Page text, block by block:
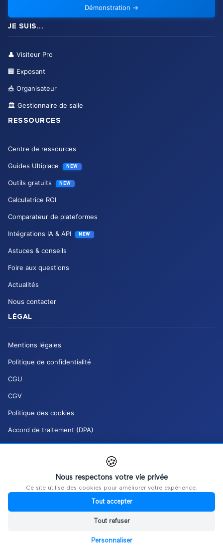
Démonstration →
JE SUIS...
👤 Visiteur Pro
🏢 Exposant
🎪 Organisateur
🏛️ Gestionnaire de salle
RESSOURCES
Centre de ressources
Guides Ultiplace NEW
Outils gratuits NEW
Calculatrice ROI
Comparateur de plateformes
Intégrations IA & API NEW
Astuces & conseils
Foire aux questions
Actualités
Nous contacter
LÉGAL
Mentions légales
Politique de confidentialité
CGU
CGV
Politique des cookies
Accord de traitement (DPA)
Charte de modération (DSA)
Gérer mes cookies
🍪
Nous respectons votre vie privée
Ce site utilise des cookies pour améliorer votre expérience.
Tout accepter
Tout refuser
Personnaliser